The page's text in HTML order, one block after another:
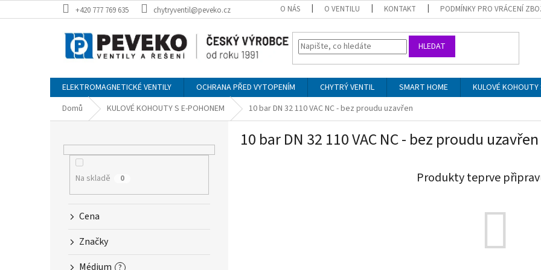
na
+420 777 769 635 chytryventil@peveko.cz O NÁS O VENTILU KONTAKT PODMÍNKY PRO VRÁCENÍ
HLEDAT
ELEKTROMAGNETICKÉ VENTILY OCHRANA PŘED VYTOPENÍM CHYTRÝ VENTIL SMART HOME KULOVÉ
Domů
KULOVÉ KOHOUTY S E-POHONEM 10 bar DN 32 110 VAC NC - bez proudu uzavřen
Na skladě 0
Cena
Značky
Médium ?
10 bar DN 32 110 VAC NC - bez proudu uzavřen
Produkty teprve